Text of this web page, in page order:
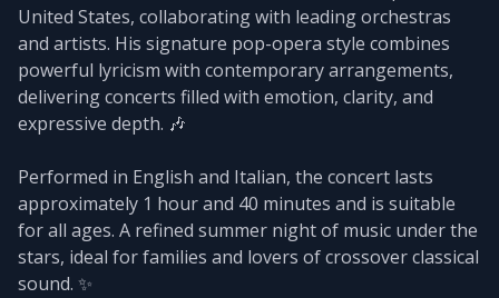
United States, collaborating with leading orchestras
and artists. His signature pop-opera style combines
powerful lyricism with contemporary arrangements,
delivering concerts filled with emotion, clarity, and
expressive depth. 🎶
Performed in English and Italian, the concert lasts
approximately 1 hour and 40 minutes and is suitable
for all ages. A refined summer night of music under the
stars, ideal for families and lovers of crossover classical
sound. ✨